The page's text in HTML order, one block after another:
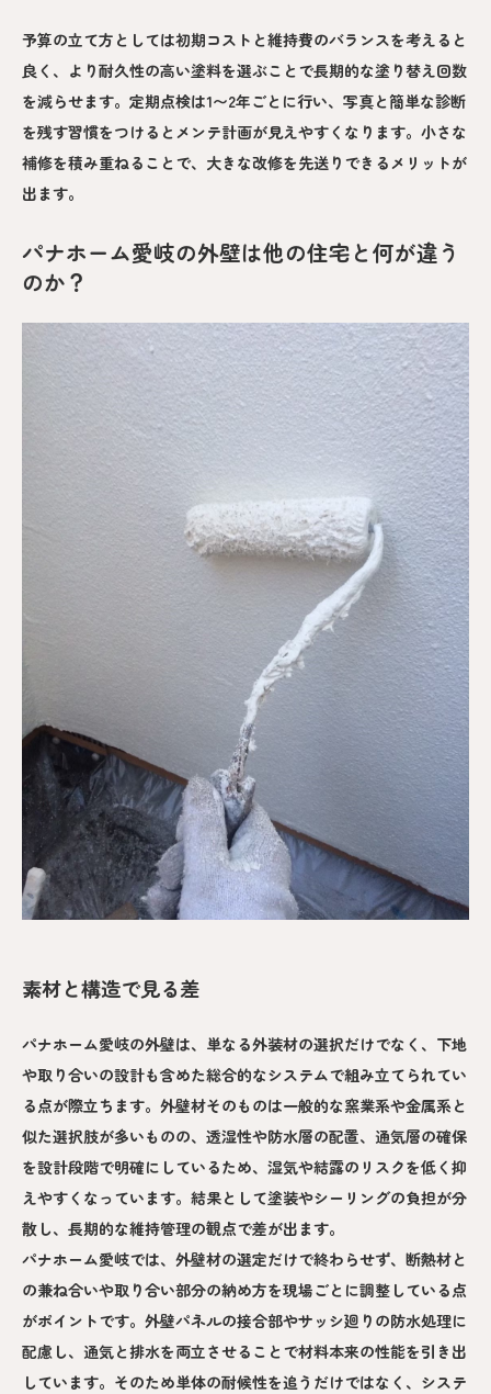
予算の立て方としては初期コストと維持費のバランスを考えると
良く、より耐久性の高い塗料を選ぶことで長期的な塗り替え回数
を減らせます。定期点検は1〜2年ごとに行い、写真と簡単な診断
を残す習慣をつけるとメンテ計画が見えやすくなります。小さな
補修を積み重ねることで、大きな改修を先送りできるメリットが
出ます。
パナホーム愛岐の外壁は他の住宅と何が違う
のか？
素材と構造で見る差
パナホーム愛岐の外壁は、単なる外装材の選択だけでなく、下地
や取り合いの設計も含めた総合的なシステムで組み立てられてい
る点が際立ちます。外壁材そのものは一般的な窯業系や金属系と
似た選択肢が多いものの、透湿性や防水層の配置、通気層の確保
を設計段階で明確にしているため、湿気や結露のリスクを低く抑
えやすくなっています。結果として塗装やシーリングの負担が分
散し、長期的な維持管理の観点で差が出ます。
パナホーム愛岐では、外壁材の選定だけで終わらせず、断熱材と
の兼ね合いや取り合い部分の納め方を現場ごとに調整している点
がポイントです。外壁パネルの接合部やサッシ廻りの防水処理に
配慮し、通気と排水を両立させることで材料本来の性能を引き出
しています。そのため単体の耐候性を追うだけではなく、システ